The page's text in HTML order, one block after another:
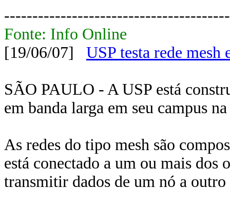
Fonte: Info Online
[19/06/07] USP testa rede mesh
SÃO PAULO - A USP está
em banda larga em seu campus
As redes do tipo mesh são
está conectado a um ou mais dos
transmitir dados de um nó a